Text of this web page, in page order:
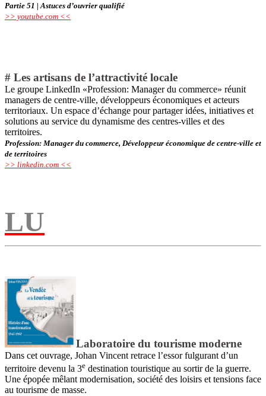
Partie 51 | Astuces d’ouvrier qualifié
>> youtube.com <<
# Les artisans de l’attractivité locale
Le groupe LinkedIn «Profession: Manager du commerce» réunit
managers de centre-ville, développeurs économiques et acteurs
territoriaux. Un espace d’échange pour partager idées, initiatives et
solutions au service du dynamisme des centres-villes et des
territoires.
Profession: Manager du commerce, Développeur économique de centre-ville et
de territoires
>> linkedin.com <<
LU
Laboratoire du tourisme moderne
Dans cet ouvrage, Johan Vincent retrace l’essor fulgurant d’un
territoire devenu la 3e destination touristique au sortir de la guerre.
Une épopée mêlant modernisation, société des loisirs et tensions face
au ­tourisme de masse.